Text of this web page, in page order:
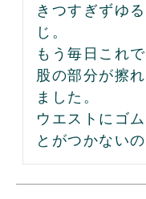
きつすぎずゆ
じ。
もう毎日これで
股の部分が擦
ました。
ウエストにゴ
とがつかない